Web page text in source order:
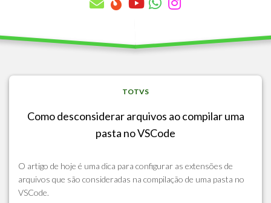
TOTVS
Como desconsiderar arquivos ao compilar uma
pasta no VSCode
O artigo de hoje é uma dica para configurar as extensões de
arquivos que são consideradas na compilação de uma pasta no
VSCode.